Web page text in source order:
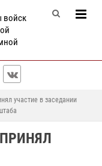
войск
участие в заседании